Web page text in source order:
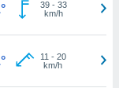
39- 33
km/h
11 - 20
km/h